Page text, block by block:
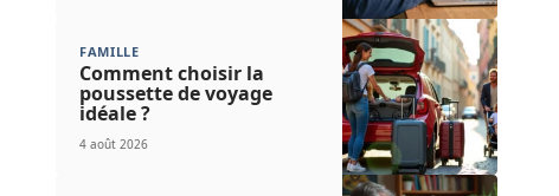
FAMILLE
Comment choisir la
poussette de voyage
idéale ?
4 août 2026